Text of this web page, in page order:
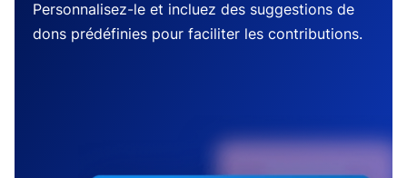
Personnalisez-le et incluez des suggestions de
dons prédéfinies pour faciliter les contributions.